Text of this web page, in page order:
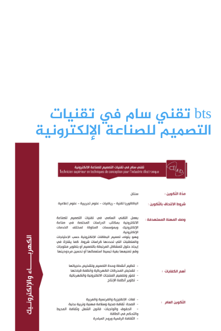
bts تقني سام في تقنيات
التصميم للصناعة الإلكترونية